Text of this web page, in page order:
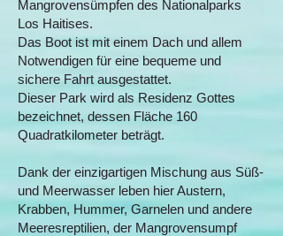
Mangrovensümpfen des Nationalparks
Los Haitises.
Das Boot ist mit einem Dach und allem
Notwendigen für eine bequeme und
sichere Fahrt ausgestattet.
Dieser Park wird als Residenz Gottes
bezeichnet, dessen Fläche 160
Quadratkilometer beträgt.
Dank der einzigartigen Mischung aus Süß-
und Meerwasser leben hier Austern,
Krabben, Hummer, Garnelen und andere
Meeresreptilien, der Mangrovensumpf